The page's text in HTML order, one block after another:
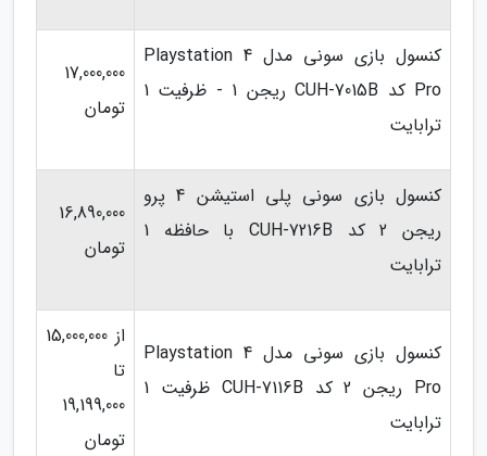
کنسول بازی سونی مدل Playstation 4
Pro کد CUH-7015B ریجن 1 - ظرفیت 1
ترابایت
17,000,000
تومان
کنسول بازی سونی پلی استیشن 4 پرو
ریجن 2 کد CUH-7216B با حافظه 1
ترابایت
16,890,000
تومان
کنسول بازی سونی مدل Playstation 4
Pro ریجن 2 کد CUH-7116B ظرفیت 1
ترابایت
از 15,000,000
تا
19,199,000
تومان